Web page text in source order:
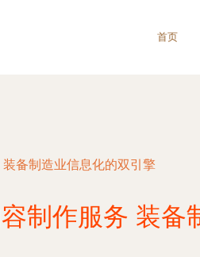
首页
备制造业信息化的双引擎
制作服务 装备